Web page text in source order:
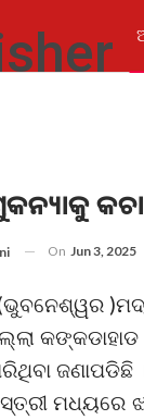
On Jun 3, 2025
(ଭୁବନେଶ୍ୱର
ଜଣାପଡିଛି
ମଧ୍ୟରେ